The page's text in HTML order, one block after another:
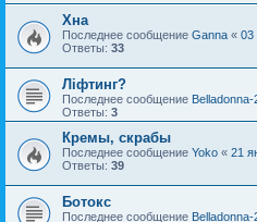
Хна
Последнее сообщение Ganna « 03
Ответы: 33
Ліфтинг?
Последнее сообщение Belladonna-
Ответы: 3
Кремы, скрабы
Последнее сообщение Yoko « 21
Ответы: 39
Ботокс
Последнее сообщение Belladonna-